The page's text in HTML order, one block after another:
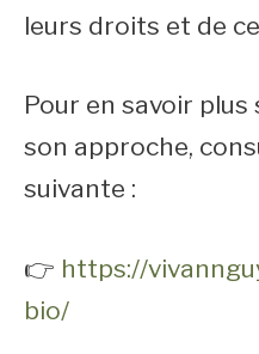
leurs droits et de
Pour en savoir
son approche,
suivante :
👉 https://
bio/